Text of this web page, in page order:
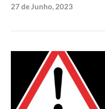
27 de Junho, 2023